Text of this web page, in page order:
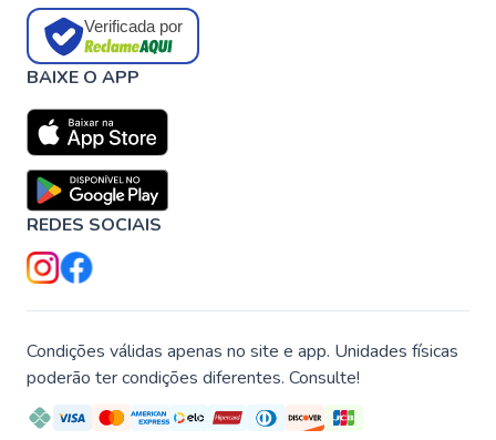
Verificada por
BAIXE O APP
REDES SOCIAIS
Condições válidas apenas no site e app. Unidades físicas
poderão ter condições diferentes. Consulte!